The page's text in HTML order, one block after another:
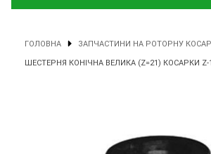
ГОЛОВНА ЗАПЧАСТИНИ НА РОТОРНУ
ШЕСТЕРНЯ КОНІЧНА ВЕЛИКА (Z=21) КОСАРКИ Z-